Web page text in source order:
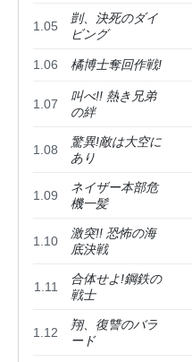
1.05
剴、決死のダイ
ビング
1.06 橘博士奪回作戦!
1.07
叫べ!! 熱き兄弟
の絆
1.08
驚異!敵は大空に
あり
1.09
ネイザー本部危
機一髪
1.10
激突!! 恐怖の海
底決戦
1.11
合体せよ!鋼鉄の
戦士
1.12
翔、復讐のバラ
ード